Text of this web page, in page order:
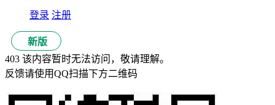
登录 注册
新版
403 该内容暂时无法访问，敬请理解。
反馈请使用QQ扫描下方二维码